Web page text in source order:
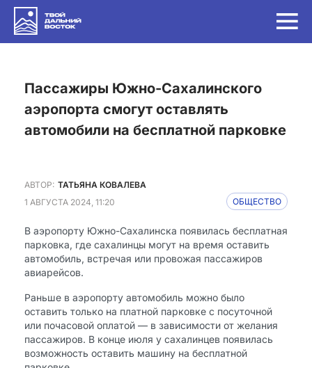
Пассажиры Южно-Сахалинского
аэропорта смогут оставлять
автомобили на бесплатной парковке
АВТОР: ТАТЬЯНА КОВАЛЕВА
1 АВГУСТА 2024, 11:20
ОБЩЕСТВО
В аэропорту Южно-Сахалинска появилась бесплатная
парковка, где сахалинцы могут на время оставить
автомобиль, встречая или провожая пассажиров
авиарейсов.
Раньше в аэропорту автомобиль можно было
оставить только на платной парковке с посуточной
или почасовой оплатой — в зависимости от желания
пассажиров. В конце июля у сахалинцев появилась
возможность оставить машину на бесплатной